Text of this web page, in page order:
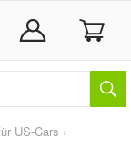
US-Cars ›